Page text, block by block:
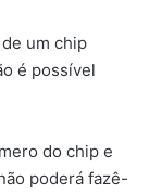
um chip
é possível
do chip e
poderá fazê-